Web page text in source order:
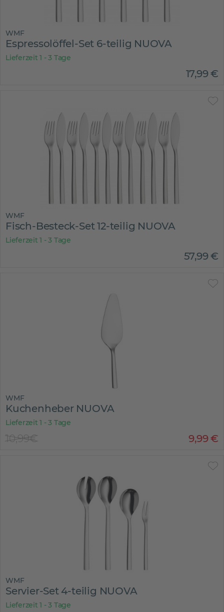
WMF
Espressolöffel-Set 6-teilig NUOVA
Lieferzeit 1 - 3 Tage
17,99€
WMF
Fisch-Besteck-Set 12-teilig NUOVA
Lieferzeit 1 - 3 Tage
57,99€
WMF
Kuchenheber NUOVA
Lieferzeit 1 - 3 Tage
9,99€
10,99€
WMF
Servier-Set 4-teilig NUOVA
Lieferzeit 1 - 3 Tage